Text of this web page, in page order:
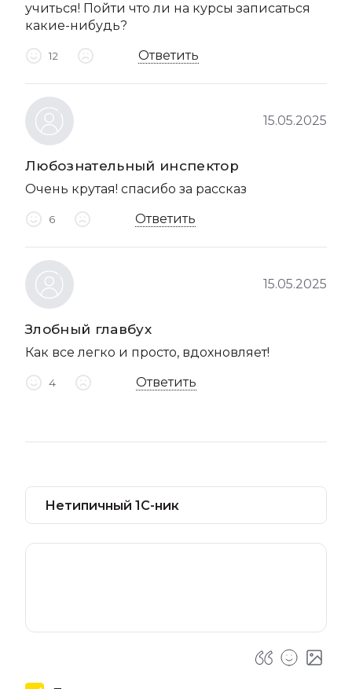
учиться! Пойти что ли на курсы записаться
какие-нибудь?
12 Ответить
Любознательный инспектор
15.05.2025
Очень крутая! спасибо за рассказ
6 Ответить
Злобный главбух
15.05.2025
Как все легко и просто, вдохновляет!
4 Ответить